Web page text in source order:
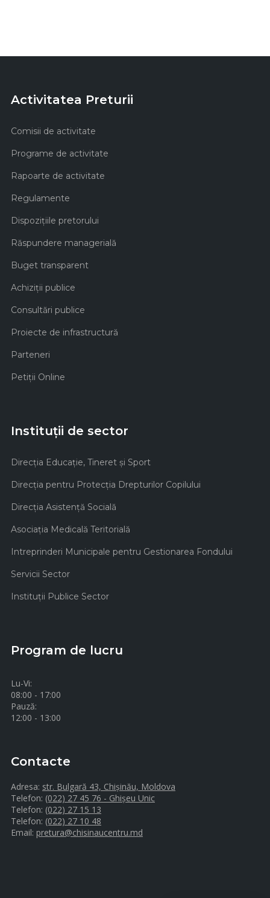
Activitatea Preturii
Comisii de activitate
Programe de activitate
Rapoarte de activitate
Regulamente
Dispozițiile pretorului
Răspundere managerială
Buget transparent
Achiziţii publice
Consultări publice
Proiecte de infrastructură
Parteneri
Petiții Online
Instituții de sector
Direcţia Educaţie, Tineret şi Sport
Direcţia pentru Protecţia Drepturilor Copilului
Direcţia Asistenţă Socială
Asociaţia Medicală Teritorială
Intreprinderi Municipale pentru Gestionarea Fondului
Servicii Sector
Instituţii Publice Sector
Program de lucru
Lu-Vi:
08:00 - 17:00
Pauză:
12:00 - 13:00
Contacte
Adresa: str. Bulgară 43, Chișinău, Moldova
Telefon: (022) 27 45 76 - Ghișeu Unic
Telefon: (022) 27 15 13
Telefon: (022) 27 10 48
Email: pretura@chisinaucentru.md